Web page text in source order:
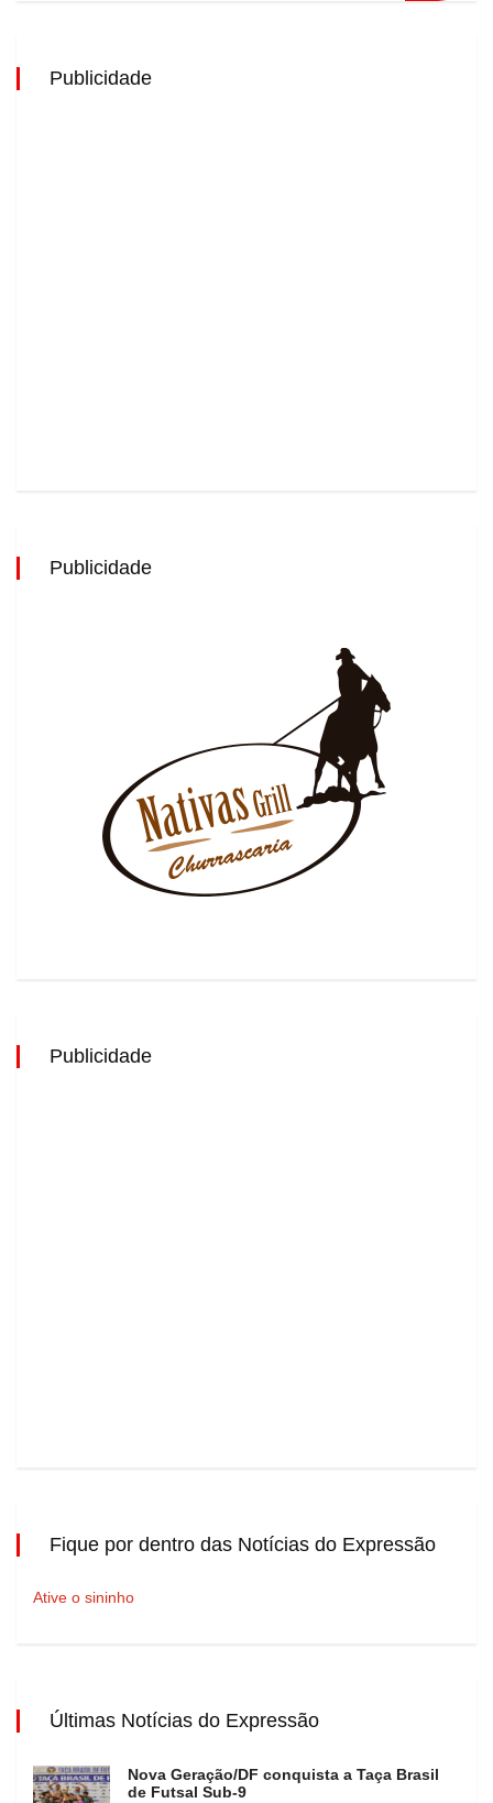
Publicidade
Publicidade
Publicidade
Fique por dentro das Notícias do Expressão
Ative o sininho
Últimas Notícias do Expressão
Nova Geração/DF conquista a Taça Brasil
de Futsal Sub-9